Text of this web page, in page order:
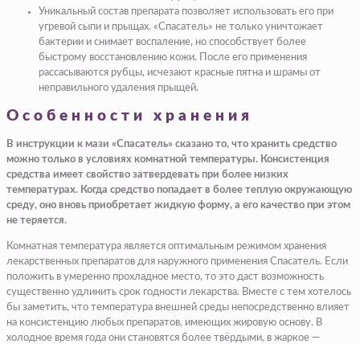
Уникальный состав препарата позволяет использовать его при
угревой сыпи и прыщах. «Спасатель» не только уничтожает
бактерии и снимает воспаление, но способствует более
быстрому восстановлению кожи. После его применения
рассасываются рубцы, исчезают красные пятна и шрамы от
неправильного удаления прыщей.
Особенности хранения
В инструкции к мази «Спасатель» сказано то, что хранить средство
можно только в условиях комнатной температуры. Консистенция
средства имеет свойство затвердевать при более низких
температурах. Когда средство попадает в более теплую окружающую
среду, оно вновь приобретает жидкую форму, а его качество при этом
не теряется.
Комнатная температура является оптимальным режимом хранения
лекарственных препаратов для наружного применения Спасатель. Если
положить в умеренно прохладное место, то это даст возможность
существенно удлинить срок годности лекарства. Вместе с тем хотелось
бы заметить, что температура внешней среды непосредственно влияет
на консистенцию любых препаратов, имеющих жировую основу. В
холодное время года они становятся более твёрдыми, в жаркое —